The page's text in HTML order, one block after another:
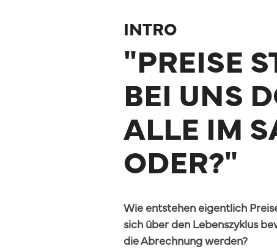
INTRO
"PREISE
BEI UNS
ALLE IM
ODER?"
Wie entstehen eigentlich
sich über den Lebenszyklus
die Abrechnung werden?